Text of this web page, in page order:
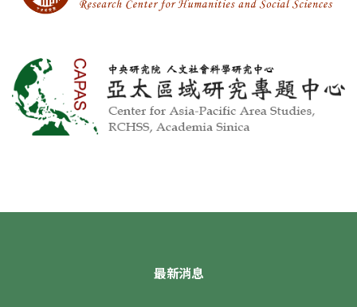
最新消息